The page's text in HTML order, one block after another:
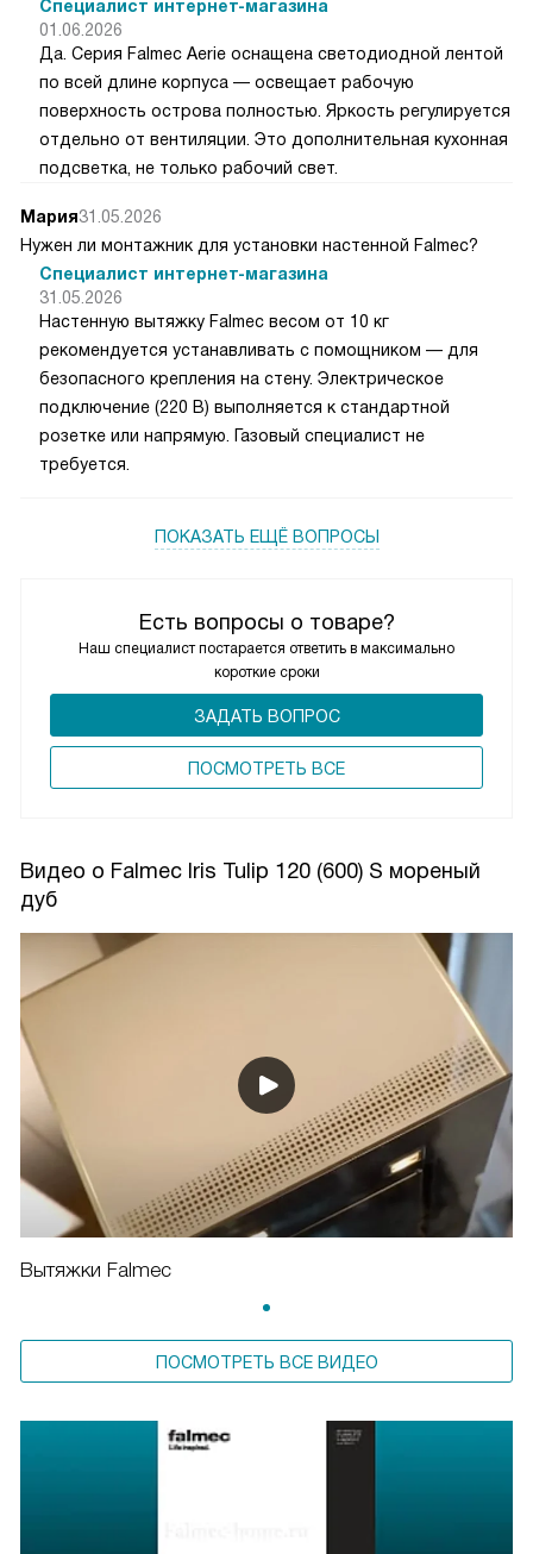
Есть вопросы о товаре?
Наш специалист постарается ответить в максимально
короткие сроки
ЗАДАТЬ ВОПРОС
ПОCМОТРЕТЬ ВСЕ
Специалист интернет-магазина
01.06.2026
Да. Серия Falmec Aerie оснащена светодиодной лентой
по всей длине корпуса — освещает рабочую
поверхность острова полностью. Яркость регулируется
отдельно от вентиляции. Это дополнительная кухонная
подсветка, не только рабочий свет.
Мария31.05.2026
Нужен ли монтажник для установки настенной Falmec?
Специалист интернет-магазина
31.05.2026
Настенную вытяжку Falmec весом от 10 кг
рекомендуется устанавливать с помощником — для
безопасного крепления на стену. Электрическое
подключение (220 В) выполняется к стандартной
розетке или напрямую. Газовый специалист не
требуется.
ПОКАЗАТЬ ЕЩЁ ВОПРОСЫ
Видео о Falmec Iris Tulip 120 (600) S мореный
дуб
Вытяжки Falmec
ПОСМОТРЕТЬ ВСЕ ВИДЕО